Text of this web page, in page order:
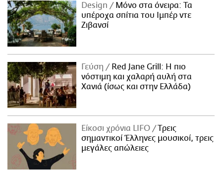
Design
Μόνο στα όνειρα: Τα
υπέροχα σπίτια του Ιμπέρ ντε
Ζιβανσί
Γεύση
Red Jane Grill: Η πιο
νόστιμη και χαλαρή αυλή στα
Χανιά (ίσως και στην Ελλάδα)
Είκοσι χρόνια LIFO
Tρεις
σημαντικοί Έλληνες μουσικοί, τρεις
μεγάλες απώλειες